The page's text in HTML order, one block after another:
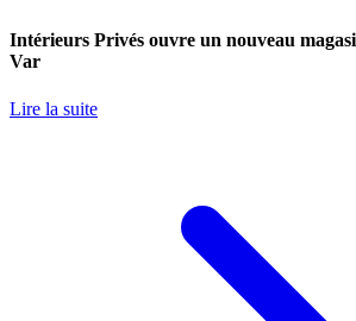
Intérieurs Privés ouvre un nouveau
Var
Lire la suite